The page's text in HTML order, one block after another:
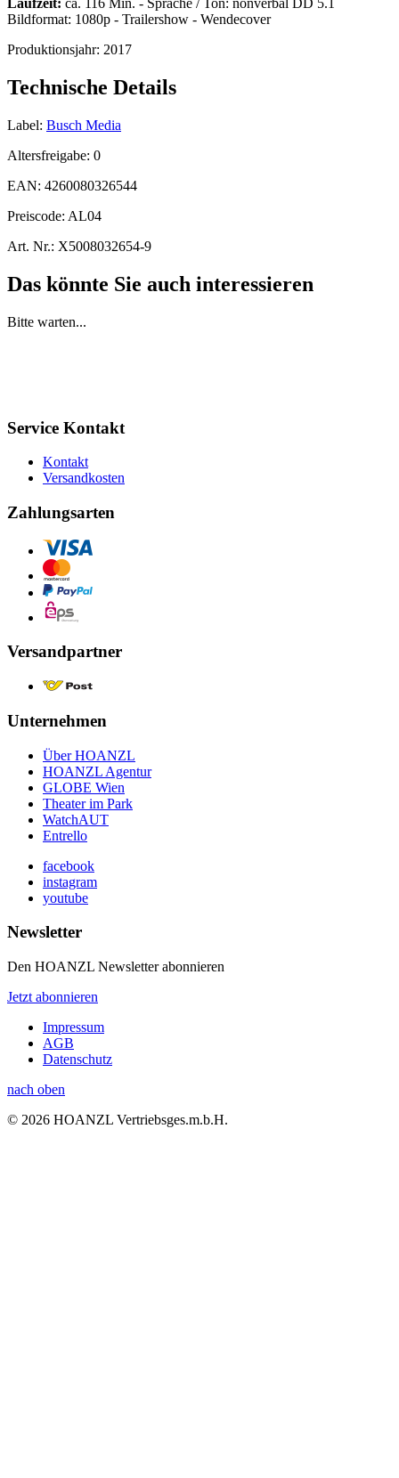
Laufzeit: ca. 116 Min. - Sprache / Ton: nonverbal DD 5.1
Bildformat: 1080p - Trailershow - Wendecover
Produktionsjahr: 2017
Technische Details
Label: Busch Media
Altersfreigabe: 0
EAN: 4260080326544
Preiscode: AL04
Art. Nr.: X5008032654-9
Das könnte Sie auch interessieren
Bitte warten...
Service Kontakt
Kontakt
Versandkosten
Zahlungsarten
Versandpartner
Unternehmen
Über HOANZL
HOANZL Agentur
GLOBE Wien
Theater im Park
WatchAUT
Entrello
facebook
instagram
youtube
Newsletter
Den HOANZL Newsletter abonnieren
Jetzt abonnieren
Impressum
AGB
Datenschutz
nach oben
© 2026 HOANZL Vertriebsges.m.b.H.